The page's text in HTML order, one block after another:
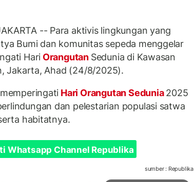
-- Para aktivis lingkungan yang
Bumi dan komunitas sepeda menggelar
Hari Orangutan Sedunia di Kawasan
Jakarta, Ahad (24/8/2025).
Hari Orangutan Sedunia2025
dan pelestarian populasi satwa
habitatnya.
Whatsapp Channel Republika
sumber : Republika